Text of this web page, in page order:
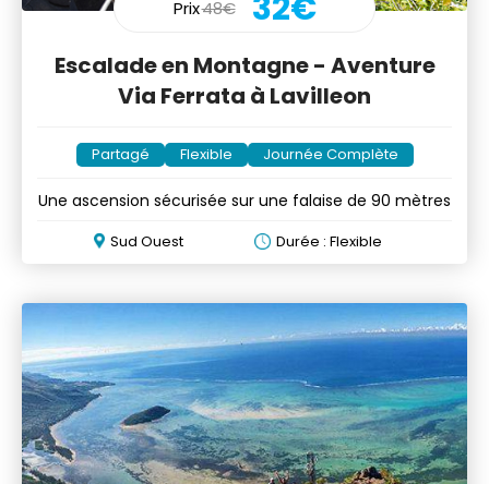
Prix48€
Escalade en Montagne - Aventure
Via Ferrata à Lavilleon
Partagé Flexible Journée Complète
Une ascension sécurisée sur une falaise de 90 mètres
Sud Ouest Durée : Flexible